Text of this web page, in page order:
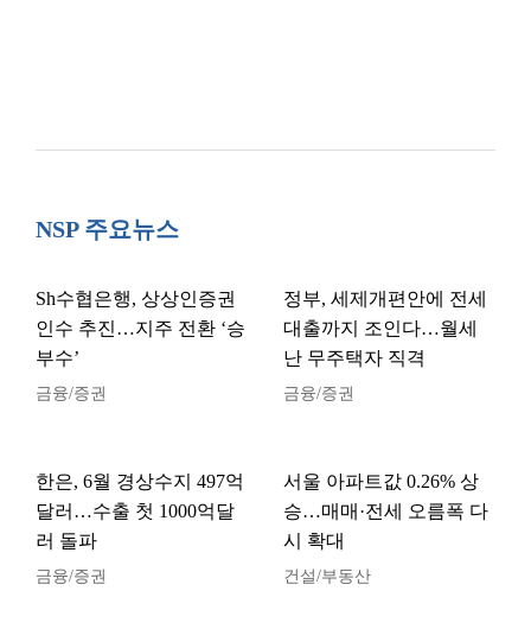
NSP 주요뉴스
Sh수협은행, 상상인증권
인수 추진…지주 전환 ‘승
부수’
금융/증권
정부, 세제개편안에 전세
대출까지 조인다…월세
난 무주택자 직격
금융/증권
한은, 6월 경상수지 497억
달러…수출 첫 1000억달
러 돌파
금융/증권
서울 아파트값 0.26% 상
승…매매·전세 오름폭 다
시 확대
건설/부동산